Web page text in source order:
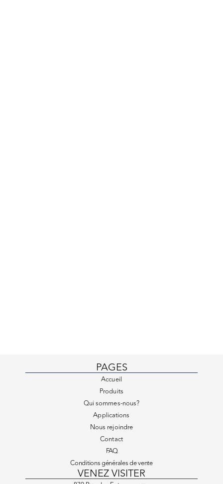
PAGES
Accueil
Produits
Qui sommes-nous?
Applications
Nous rejoindre
Contact
FAQ
Conditions générales de vente
VENEZ VISITER